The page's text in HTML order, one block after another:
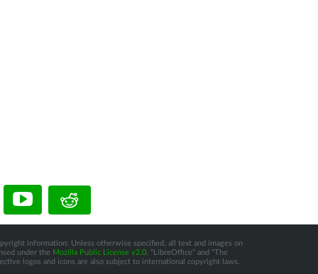
information: Unless otherwise specified, all text and images on
under the Mozilla Public License v2.0. “LibreOffice” and “The
logos and icons are also subject to international copyright laws.